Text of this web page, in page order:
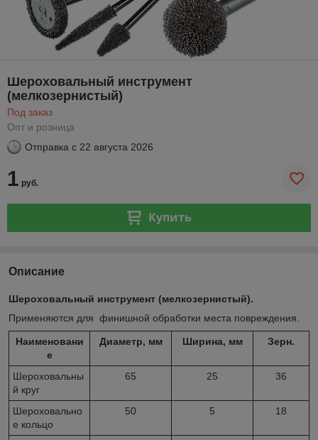
Шероховальный инструмент
(мелкозернистый)
Под заказ
Опт и розница
Отправка с 22 августа 2026
1 руб.
Купить
Описание
Шероховальный инструмент (мелкозернистый).
Применяются для финишной обработки места повреждения.
Наименовани
е
Диаметр, мм Ширина, мм Зерн.
Шероховальны
й круг
65 25 36
Шероховально
е кольцо
50 5 18